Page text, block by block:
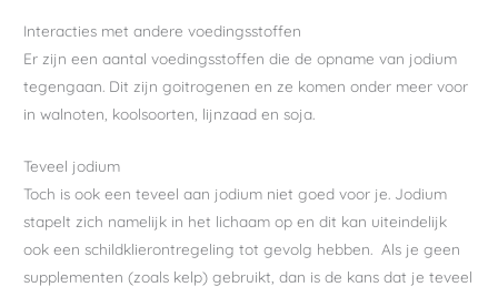
Interacties met andere voedingsstoffen
Er zijn een aantal voedingsstoffen die de opname van jodium
tegengaan. Dit zijn goitrogenen en ze komen onder meer voor
in walnoten, koolsoorten, lijnzaad en soja.
Teveel jodium
Toch is ook een teveel aan jodium niet goed voor je. Jodium
stapelt zich namelijk in het lichaam op en dit kan uiteindelijk
ook een schildklierontregeling tot gevolg hebben. Als je geen
supplementen (zoals kelp) gebruikt, dan is de kans dat je teveel